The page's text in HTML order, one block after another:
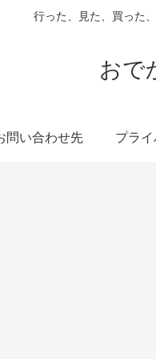
行った、見た、買った
おで
問い合わせ先 プラ